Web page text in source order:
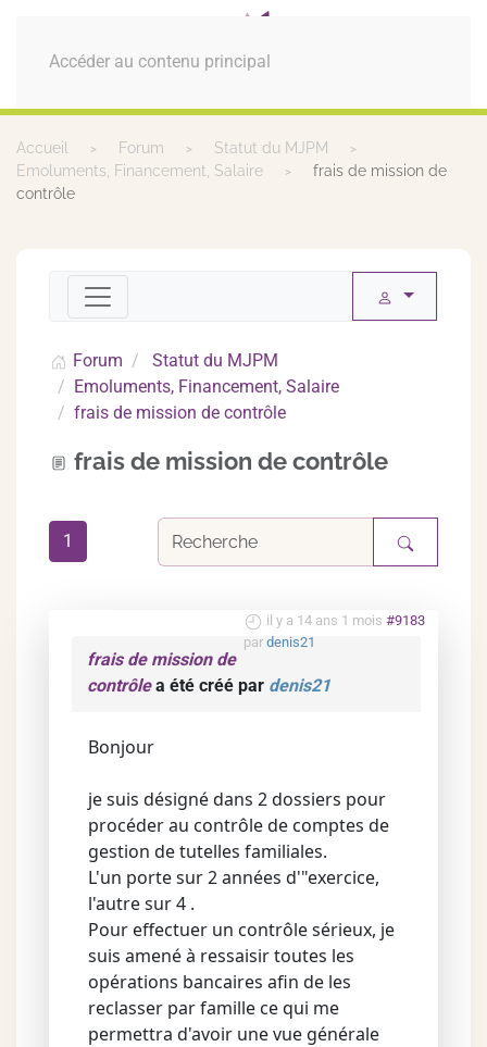
Accéder au contenu principal
MENU
Accueil Forum
Statut du MJPM
Emoluments, Financement, Salaire
frais de mission de
contrôle
Forum
Statut du MJPM
Emoluments, Financement, Salaire
frais de mission de contrôle
frais de mission de contrôle
1
il y a 14 ans 1 mois #9183
par denis21
frais de mission de
contrôlea été créé par denis21
Bonjour
je suis désigné dans 2 dossiers pour
procéder au contrôle de comptes de
gestion de tutelles familiales.
L'un porte sur 2 années d'"exercice,
l'autre sur 4 .
Pour effectuer un contrôle sérieux, je
suis amené à ressaisir toutes les
opérations bancaires afin de les
reclasser par famille ce qui me
permettra d'avoir une vue générale